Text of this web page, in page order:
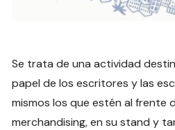
Se trata de una actividad
papel de los escritores y las
mismos los que estén al frente
merchandising, en su stand y